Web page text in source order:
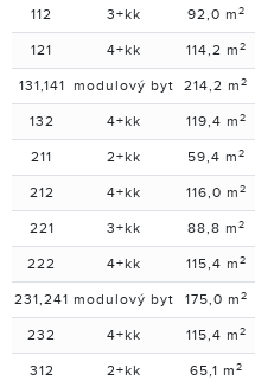
112 3+kk 92,0 m2
121 4+kk 114,2 m2
131,141 modulový byt 214,2 m2
132 4+kk 119,4 m2
211 2+kk 59,4 m2
212 4+kk 116,0 m2
221 3+kk 88,8 m2
222 4+kk 115,4 m2
231,241 modulový byt 175,0 m2
232 4+kk 115,4 m2
312 2+kk 65,1 m2